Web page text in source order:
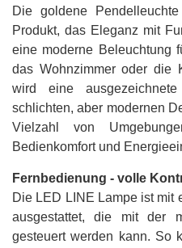
Die goldene
Produkt, das Eleganz mit
eine moderne Beleuchtung
das Wohnzimmer oder die
wird eine
schlichten, aber modernen
Vielzahl von
Bedienkomfort und
Fernbedienung - volle
Die LED LINE Lampe ist mit
ausgestattet, die mit der
gesteuert werden kann. So